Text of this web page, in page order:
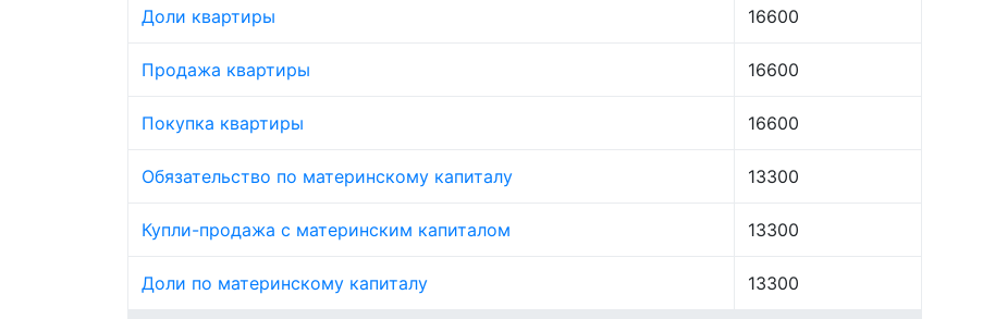
Доли квартиры 16600
Продажа квартиры 16600
Покупка квартиры 16600
Обязательство по материнскому капиталу 13300
Купли-продажа с материнским капиталом 13300
Доли по материнскому капиталу 13300